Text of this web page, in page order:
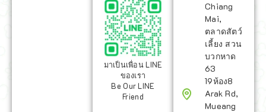
มาเป็นเพื่อน LINE
ของเรา
Be Our LINE
Friend
Chiang
Mai,
ตลาดสัตว์
เลี้ยง สวน
บวกหาด
63
19ห้อง8
Arak Rd,
Mueang